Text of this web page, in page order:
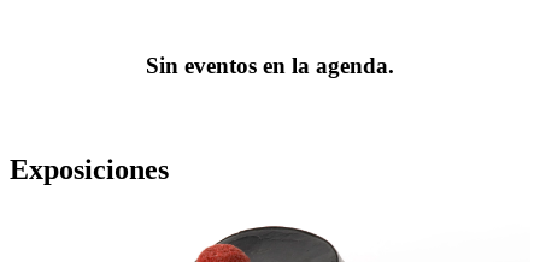
Sin eventos en la agenda.
Exposiciones